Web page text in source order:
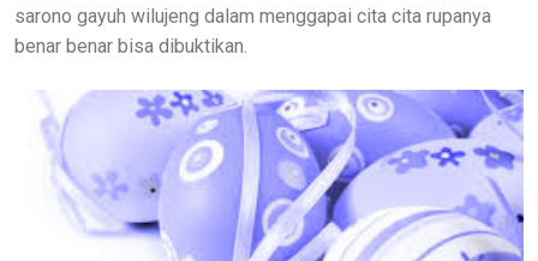
sarono gayuh wilujeng dalam menggapai cita cita rupanya
benar benar bisa dibuktikan.